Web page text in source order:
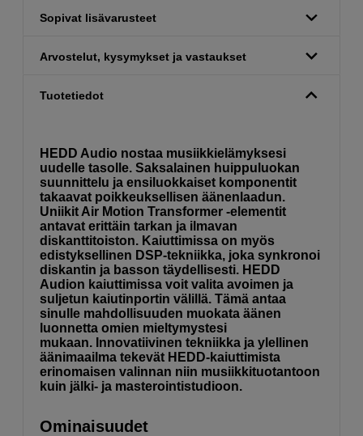
Sopivat lisävarusteet
Arvostelut, kysymykset ja vastaukset
Tuotetiedot
HEDD Audio nostaa musiikkielämyksesi
uudelle tasolle. Saksalainen huippuluokan
suunnittelu ja ensiluokkaiset komponentit
takaavat poikkeuksellisen äänenlaadun.
Uniikit Air Motion Transformer -elementit
antavat erittäin tarkan ja ilmavan
diskanttitoiston. Kaiuttimissa on myös
edistyksellinen DSP-tekniikka, joka synkronoi
diskantin ja basson täydellisesti. HEDD
Audion kaiuttimissa voit valita avoimen ja
suljetun kaiutinportin välillä. Tämä antaa
sinulle mahdollisuuden muokata äänen
luonnetta omien mieltymystesi
mukaan. Innovatiivinen tekniikka ja ylellinen
äänimaailma tekevät HEDD-kaiuttimista
erinomaisen valinnan niin musiikkituotantoon
kuin jälki- ja masterointistudioon.
Ominaisuudet